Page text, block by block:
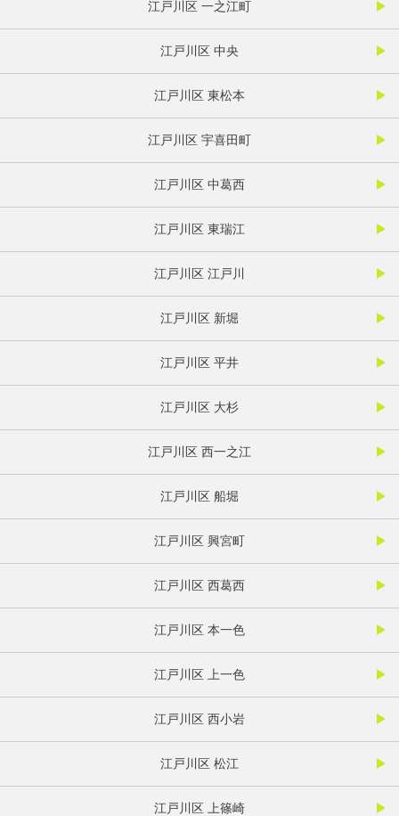
江戸川区 一之江町
江戸川区 中央
江戸川区 東松本
江戸川区 宇喜田町
江戸川区 中葛西
江戸川区 東瑞江
江戸川区 江戸川
江戸川区 新堀
江戸川区 平井
江戸川区 大杉
江戸川区 西一之江
江戸川区 船堀
江戸川区 興宮町
江戸川区 西葛西
江戸川区 本一色
江戸川区 上一色
江戸川区 西小岩
江戸川区 松江
江戸川区 上篠崎